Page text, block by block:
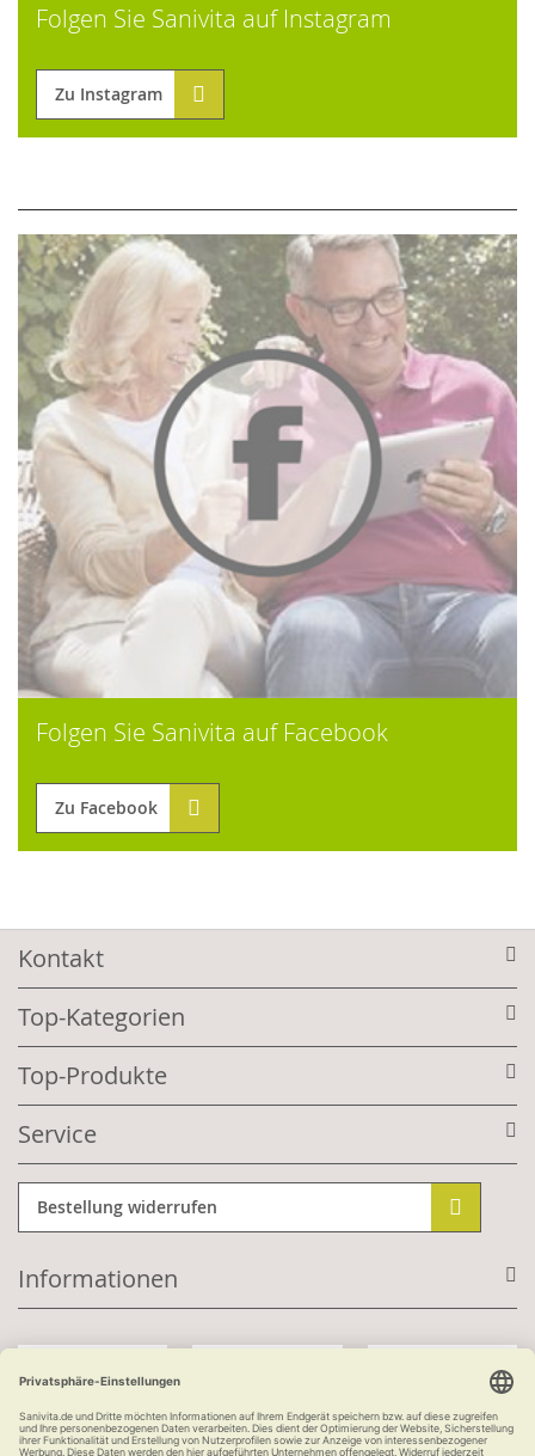
Folgen Sie Sanivita auf Instagram
Zu Instagram
Folgen Sie Sanivita auf Facebook
Zu Facebook
Kontakt
Top-Kategorien
Top-Produkte
Service
Bestellung widerrufen
Informationen